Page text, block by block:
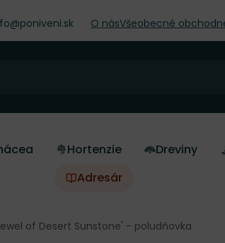
O násVšeobecné
Hortenzie Dreviny
Adresár
of Desert Sunstone' - poludňovka